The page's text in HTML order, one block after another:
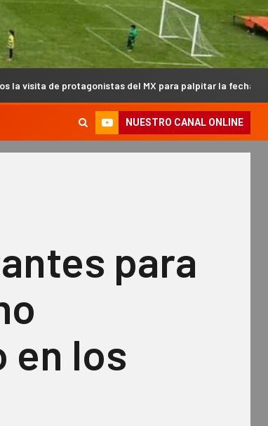
MX para palpitar la fecha del Argentino en Campanas
NUESTRO CANAL ONLINE
para
en los